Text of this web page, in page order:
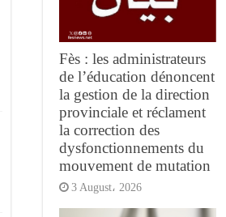
Fès : les administrateurs
de l’éducation dénoncent
la gestion de la direction
provinciale et réclament
la correction des
dysfonctionnements du
mouvement de mutation
3 August، 2026